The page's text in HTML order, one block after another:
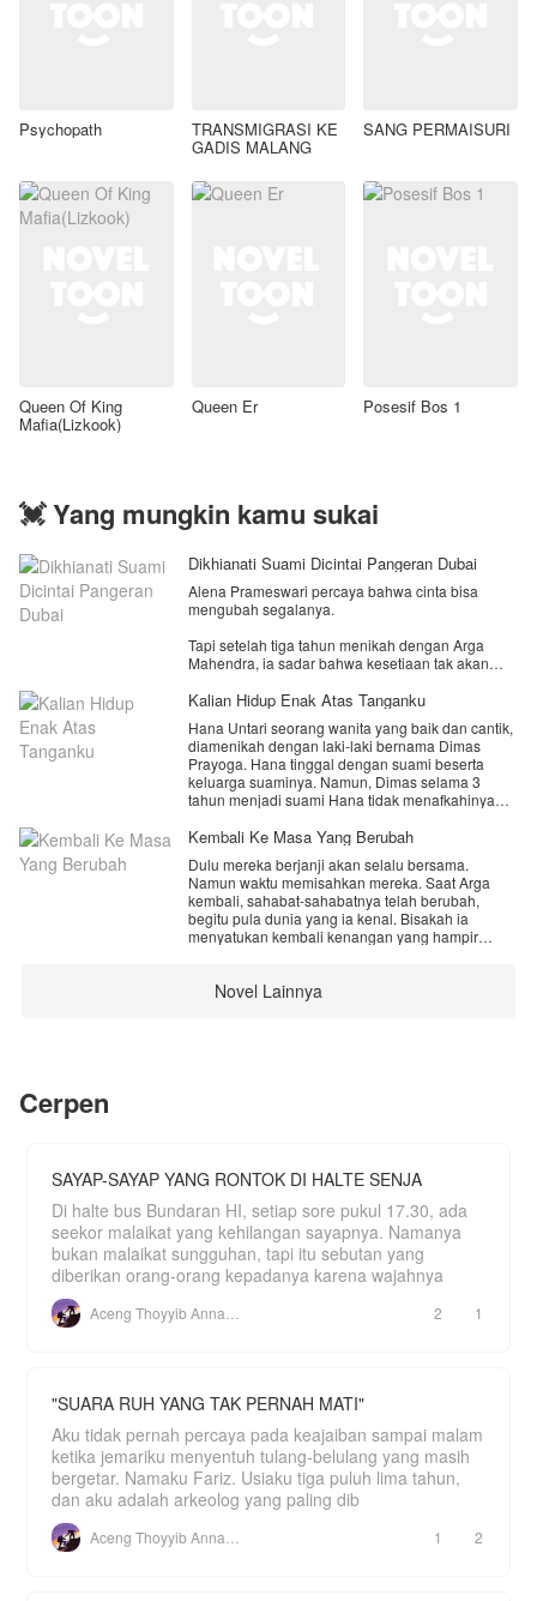
Psychopath TRANSMIGRASI KE
GADIS MALANG
SANG PERMAISURI
Queen Of King
Mafia(Lizkook)
Queen Er Posesif Bos 1
💓 Yang mungkin kamu sukai
Dikhianati Suami Dicintai Pangeran Dubai
Alena Prameswari percaya bahwa cinta bisa
mengubah segalanya.
Tapi setelah tiga tahun menikah dengan Arga
Mahendra, ia sadar bahwa kesetiaan tak akan
pergi. Ia menerima proyek desain di Dubai...
tempat baru, awal baru.
Tanpa disangka pertemuan profesional dengan
seorang pangeran muda, Fadil Al-Rashid,
bayangkan.
Fadil bukan hanya pria miliarder yang memujanya
dengan segala kemewahan,
tetapi juga sosok yang menghargai luka-luka kecil
yang dulu diabaikan.
Ada jarak budaya, gengsi, dan masa lalu yang
belum benar-benar selesai. Tapi kali ini, Alena tak
Kalian Hidup Enak Atas Tanganku
Hana Untari seorang wanita yang baik dan cantik,
diamenikah dengan laki‑laki bernama Dimas
Prayoga. Hana tinggal dengan suami beserta
keluarga suaminya. Namun, Dimas selama 3
tahun menjadi suami Hana tidak menafkahinya
mempunyai penghasilan yang cukup. Dimas
sendiri, sedangkan untuk kebutuhan ibu dan
kakak serta adiknya semua uang dari Hana.
Perselingkuhan Dimas dengan orang terdekat
Hana, membuat Hana tidak bisa memaafkan
suaminya. Mampukah Hana menjalani biduk
Kembali Ke Masa Yang Berubah
Dulu mereka berjanji akan selalu bersama.
Namun waktu memisahkan mereka. Saat Arga
kembali, sahabat-sahabatnya telah berubah,
begitu pula dunia yang ia kenal. Bisakah ia
menyatukan kembali kenangan yang hampir
Novel Lainnya
Cerpen
SAYAP-SAYAP YANG RONTOK DI HALTE SENJA
Di halte bus Bundaran HI, setiap sore pukul 17.30, ada
seekor malaikat yang kehilangan sayapnya. Namanya
bukan malaikat sungguhan, tapi itu sebutan yang
diberikan orang-orang kepadanya karena wajahnya
2 1
"SUARA RUH YANG TAK PERNAH MATI"
Aku tidak pernah percaya pada keajaiban sampai malam
ketika jemariku menyentuh tulang-belulang yang masih
bergetar. Namaku Fariz. Usiaku tiga puluh lima tahun,
dan aku adalah arkeolog yang paling dib
1 2